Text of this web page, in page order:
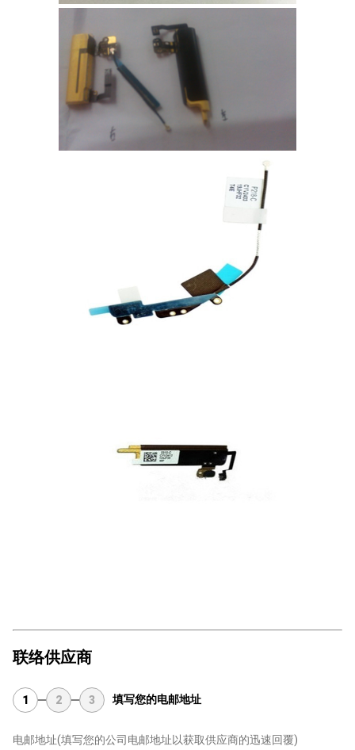
联络供应商
1 2 3 填写您的电邮地址
电邮地址(填写您的公司电邮地址以获取供应商的迅速回覆)